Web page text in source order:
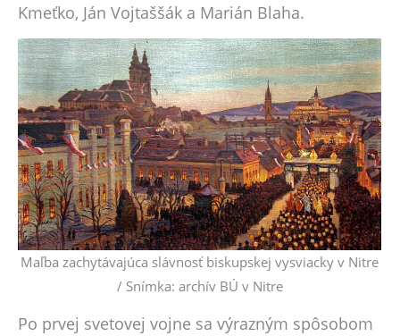
Kmeťko, Ján Vojtaššák a Marián Blaha.
Maľba zachytávajúca slávnosť biskupskej vysviacky v Nitre
/ Snímka: archív BÚ v Nitre
Po prvej svetovej vojne sa výrazným spôsobom